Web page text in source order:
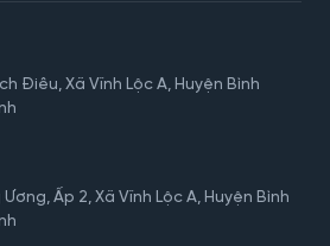
Điêu, Xã Vĩnh Lộc A, Huyện Bình
Ấp 2, Xã Vĩnh Lộc A, Huyện Bình